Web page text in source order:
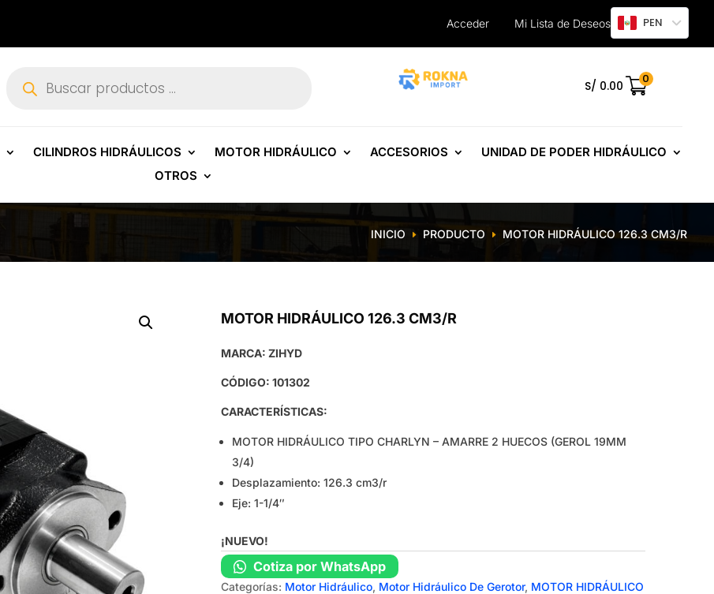
Acceder Mi Lista de Deseos PEN
productos S/ 0.00 0
CILINDROS HIDRÁULICOS MOTOR HIDRÁULICO ACCESORIOS
UNIDAD DE PODER HIDRÁULICO
OTROS
INICIO E PRODUCTO E MOTOR HIDRÁULICO 126.3 CM3/R
MOTOR HIDRÁULICO 126.3 CM3/R
MARCA: ZIHYD
CÓDIGO: 101302
CARACTERÍSTICAS:
MOTOR HIDRÁULICO TIPO CHARLYN – AMARRE 2 HUECOS (GEROL 19MM
3/4)
Desplazamiento: 126.3 cm3/r
Eje: 1-1/4″
¡NUEVO!
Cotiza por WhatsApp
Categorías: Motor Hidráulico, Motor Hidráulico De Gerotor, MOTOR HIDRÁULICO